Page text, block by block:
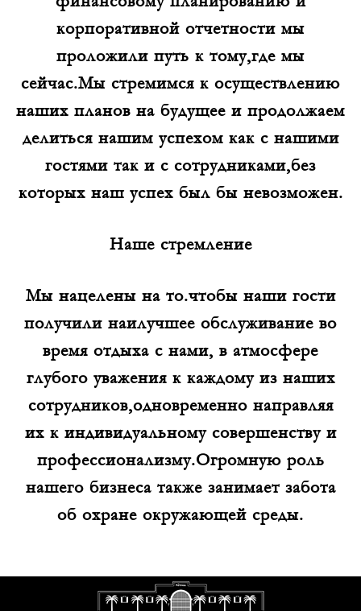
корпоративной отчетности мы
проложили путь к тому,где мы
сейчас.Мы стремимся к осуществлению
наших планов на будущее и продолжаем
делиться нашим успехом как с нашими
гостями так и с сотрудниками,без
которых наш успех был бы невозможен.
Наше стремление
Мы нацелены на то.чтобы наши гости
получили наилучшее обслуживание во
время отдыха с нами, в атмосфере
глубого уважения к каждому из наших
сотрудников,одновременно направляя
их к индивидуальному совершенству и
профессионализму.Огромную роль
нашего бизнеса также занимает забота
об охране окружающей среды.